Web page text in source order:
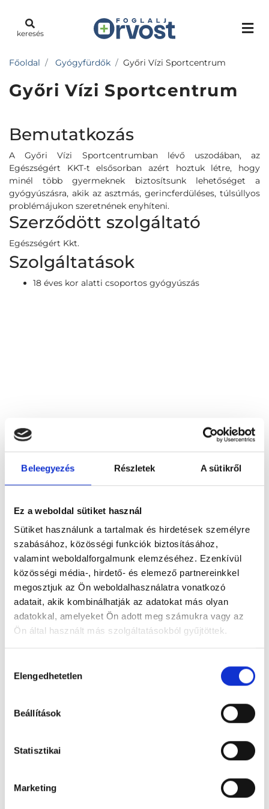
Beleegyezés Részletek A sütikről
Ez a weboldal sütiket használ
Sütiket használunk a tartalmak és hirdetések személyre
szabásához, közösségi funkciók biztosításához,
valamint weboldalforgalmunk elemzéséhez. Ezenkívül
közösségi média-, hirdető- és elemező partnereinkkel
megosztjuk az Ön weboldalhasználatra vonatkozó
adatait, akik kombinálhatják az adatokat más olyan
adatokkal, amelyeket Ön adott meg számukra vagy az
Ön által használt más szolgáltatásokból gyűjtöttek.
szabályzat:https://foglaljorvost.hu/info/foglaljorvost-
kiválasztása
Elengedhetetlen
Beállítások
Statisztikai
Marketing
keresés
Főoldal Gyógyfürdők Győri Vízi Sportcentrum
Győri Vízi Sportcentrum
Bemutatkozás
A Győri Vízi Sportcentrumban lévő uszodában, az
Egészségért KKT-t elsősorban azért hoztuk létre, hogy
minél több gyermeknek biztosítsunk lehetőséget a
gyógyúszásra, akik az asztmás, gerincferdüléses, túlsúllyos
problémájukon szeretnének enyhíteni.
Szerződött szolgáltató
Egészségért Kkt.
Szolgáltatások
18 éves kor alatti csoportos gyógyúszás
9025 Győr, Töltésszer 24.
Foglalj időpontot megbízható
magánorvosokhoz most!
Válassz szakterületet
Válassz helyszínt